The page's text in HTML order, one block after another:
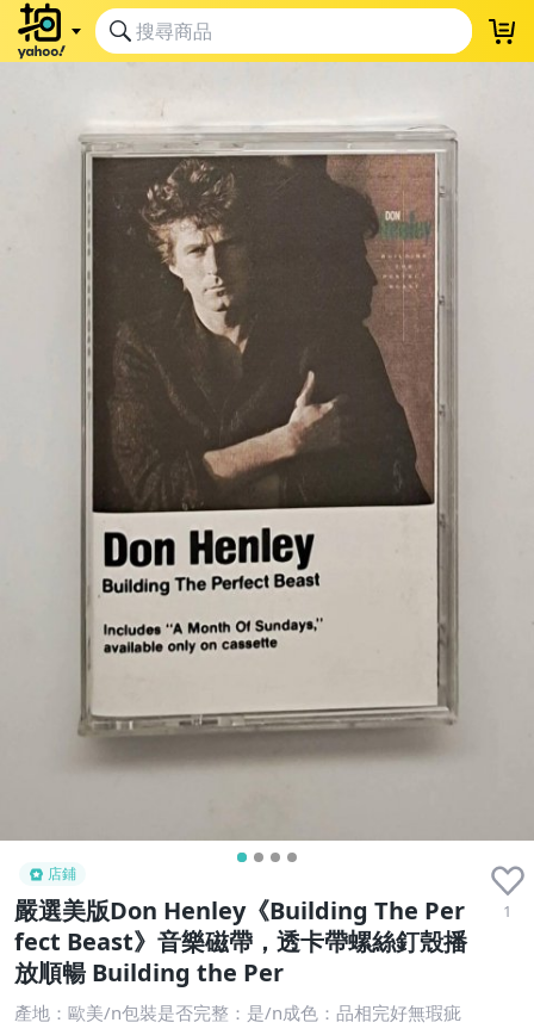
店鋪
嚴選美版Don Henley《Building The Per
fect Beast》音樂磁帶，透卡帶螺絲釘殼播
放順暢 Building the Per
1
產地：歐美/n包裝是否完整：是/n成色：品相完好無瑕疵